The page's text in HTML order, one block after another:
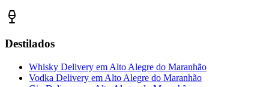
Destilados
Whisky Delivery em Alto Alegre do Maranhão
Vodka Delivery em Alto Alegre do Maranhão